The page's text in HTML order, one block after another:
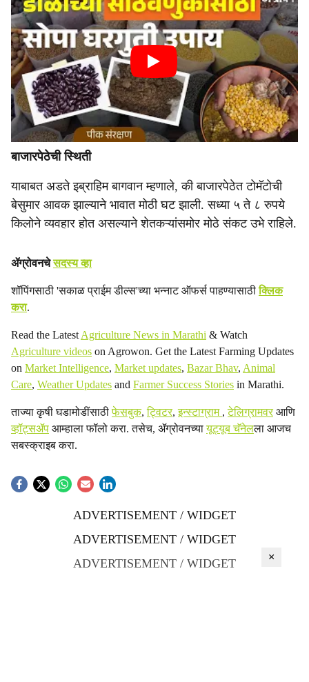
बाजारपेठेची स्थिती
याबाबत अडते इब्राहिम बागवान म्हणाले, की बाजारपेठेत टोमॅटोची
बेसुमार आवक झाल्याने भावात मोठी घट झाली. सध्या ५ ते ८ रुपये
किलोने व्यवहार होत असल्याने शेतकऱ्यांसमोर मोठे संकट उभे राहिले.
ॲग्रोवनचेसदस्य व्हा
शॉपिंगसाठी 'सकाळ प्राईम डील्स'च्या भन्नाट ऑफर्स पाहण्यासाठीक्लिक
करा.
Read the Latest Agriculture News in Marathi & Watch
Agriculture videos on Agrowon. Get the Latest Farming Updates
on Market Intelligence, Market updates, Bazar Bhav, Animal
Care, Weather Updates and Farmer Success Stories in Marathi.
ताज्या कृषी घडामोडींसाठीफेसबुक,ट्विटर,इन्स्टाग्राम ,टेलिग्रामवरआणि
व्हॉट्सॲप आम्हाला फॉलो करा. तसेच, ॲग्रोवनच्यायूट्यूब चॅनेलला आजच
सबस्क्राइब करा.
ADVERTISEMENT / WIDGET
ADVERTISEMENT / WIDGET
ADVERTISEMENT / WIDGET
×